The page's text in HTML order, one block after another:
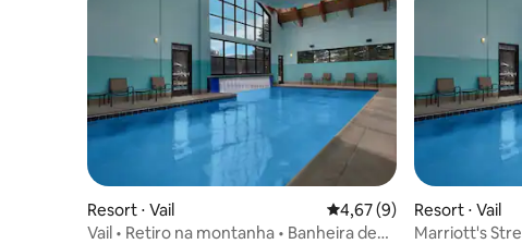
Resort ⋅ Vail 4,67 de uma avaliação
4,67 (9)
Vail • Retiro na montanha • Banheira de
Resort ⋅ Vail
Marriott's